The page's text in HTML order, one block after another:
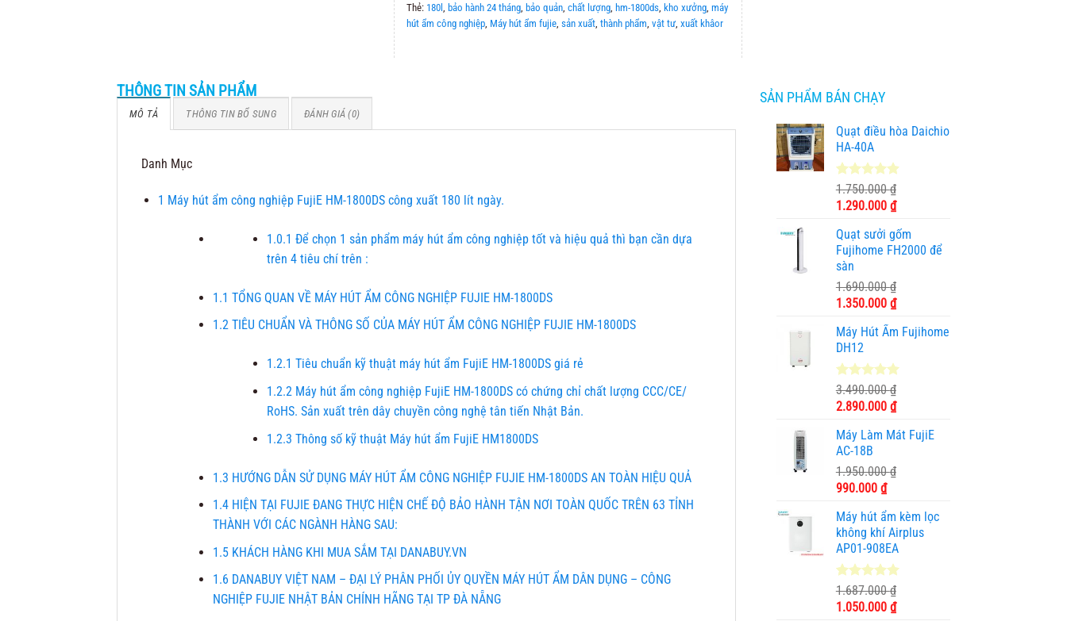
Thẻ: 180l , bảo hành 24 tháng, bảo quản, chất lượng, hm-1800ds, kho xưởng, máy
hút ẩm công nghiệp, Máy hút ẩm fujie, sản xuất, thành phẩm, vật tư, xuất khâor
THÔNG TIN SẢN PHẨM
MÔ TẢ THÔNG TIN BỔ SUNG ĐÁNH GIÁ (0)
Danh Mục
1 Máy hút ẩm công nghiệp FujiE HM-1800DS công xuất 180 lít ngày.
1.0.1 Để chọn 1 sản phẩm máy hút ẩm công nghiệp tốt và hiệu quả thì bạn cần dựa
trên 4 tiêu chí trên :
1.1 TỔNG QUAN VỀ MÁY HÚT ẨM CÔNG NGHIỆP FUJIE HM-1800DS
1.2TIÊU CHUẨN VÀ THÔNG SỐ CỦA MÁY HÚT ẨM CÔNG NGHIỆP FUJIE HM-1800DS
1.2.1 Tiêu chuẩn kỹ thuật máy hút ẩm FujiE HM-1800DS giá rẻ
1.2.2 Máy hút ẩm công nghiệp FujiE HM-1800DS có chứng chỉ chất lượng CCC/CE/
RoHS. Sản xuất trên dây chuyền công nghệ tân tiến Nhật Bản.
1.2.3 Thông số kỹ thuật Máy hút ẩm FujiE HM1800DS
1.3 HƯỚNG DẪN SỬ DỤNG MÁY HÚT ẨM CÔNG NGHIỆP FUJIE HM-1800DS AN TOÀN HIỆU QUẢ
1.4HIỆN TẠI FUJIE ĐANG THỰC HIỆN CHẾ ĐỘ BẢO HÀNH TẬN NƠI TOÀN QUỐC TRÊN 63 TỈNH
THÀNH VỚI CÁC NGÀNH HÀNG SAU:
1.5KHÁCH HÀNG KHI MUA SẮM TẠI DANABUY.VN
1.6 DANABUY VIỆT NAM – ĐẠI LÝ PHÂN PHỐI ỦY QUYỀN MÁY HÚT ẨM DÂN DỤNG – CÔNG
NGHIỆP FUJIE NHẬT BẢN CHÍNH HÃNG TẠI TP ĐÀ NẴNG
SẢN PHẨM BÁN CHẠY
Quạt điều hòa Daichio
HA-40A
4.89trên 5
dựa trên
9
đánh giá
1.750.000₫
Giá
là:
1.750.000 ₫.
1.290.000 ₫Giá
tại
là:
Quạt sưởi gốm
Fujihome FH2000 để
sàn
1.690.000₫
Giá
là:
1.690.000 ₫.
1.350.000 ₫Giá
tại
1.350.000 ₫.
Máy Hút Ẩm Fujihome
DH12
5.00trên 5
dựa trên
2
đánh giá
3.490.000₫
Giá
là:
3.490.000 ₫.
2.890.000 ₫Giá
tại
2.890.000 ₫.
Máy Làm Mát FujiE
AC-18B
1.950.000₫
Giá
là:
1.950.000 ₫.
990.000 ₫Giá
tại
là:
990.000 ₫.
Máy hút ẩm kèm lọc
không khí Airplus
AP01-908EA
5.00trên 5
dựa trên
1
đánh giá
1.687.000₫
Giá
1.050.000 ₫Giá